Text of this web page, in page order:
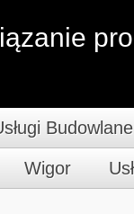
Budowlane
Wigor